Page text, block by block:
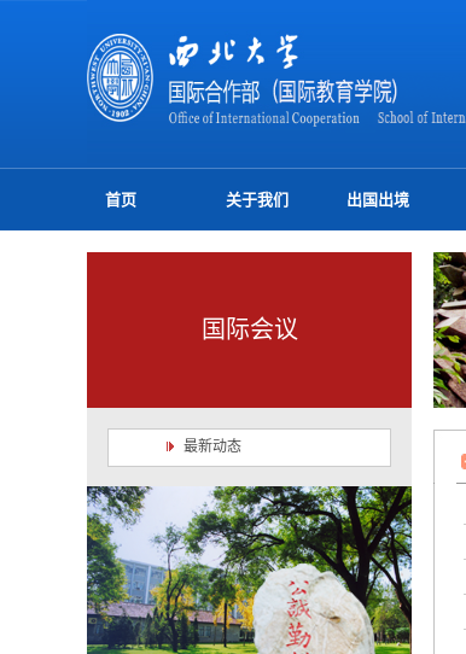
首页 关于我们 出国出境
国际会议
最新动态